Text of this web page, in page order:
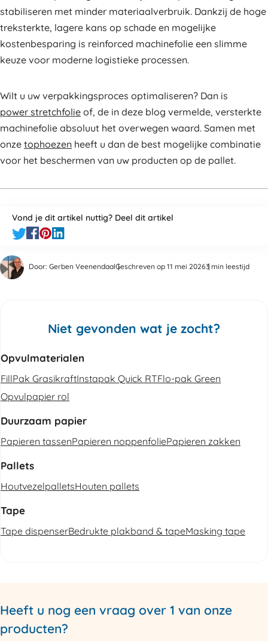
stabiliseren met minder materiaalverbruik. Dankzij de hoge
treksterkte, lagere kans op schade en mogelijke
kostenbesparing is reinforced machinefolie een slimme
keuze voor moderne logistieke processen.
Wilt u uw verpakkingsproces optimaliseren? Dan is
power stretchfolie of, de in deze blog vermelde, versterkte
machinefolie absoluut het overwegen waard. Samen met
onze tophoezen heeft u dan de best mogelijke combinatie
voor het beschermen van uw producten op de pallet.
Vond je dit artikel nuttig? Deel dit artikel
Door: Gerben VeenendaalGeschreven op 11 mei 20263 min leestijd
Niet gevonden wat je zocht?
Opvulmaterialen
FillPak GrasikraftInstapak Quick RTFlo-pak Green
Opvulpapier rol
Duurzaam papier
Papieren tassenPapieren noppenfoliePapieren zakken
Pallets
HoutvezelpalletsHouten pallets
Tape
Tape dispenserBedrukte plakband & tapeMasking tape
Heeft u nog een vraag over 1 van onze
producten?